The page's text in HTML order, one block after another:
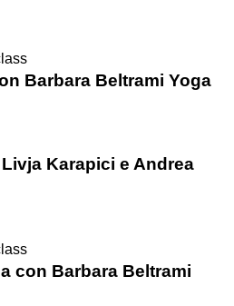
Barbara Beltrami Yoga
Karapici e Andrea
con Barbara Beltrami